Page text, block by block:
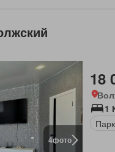
4фото
18
1